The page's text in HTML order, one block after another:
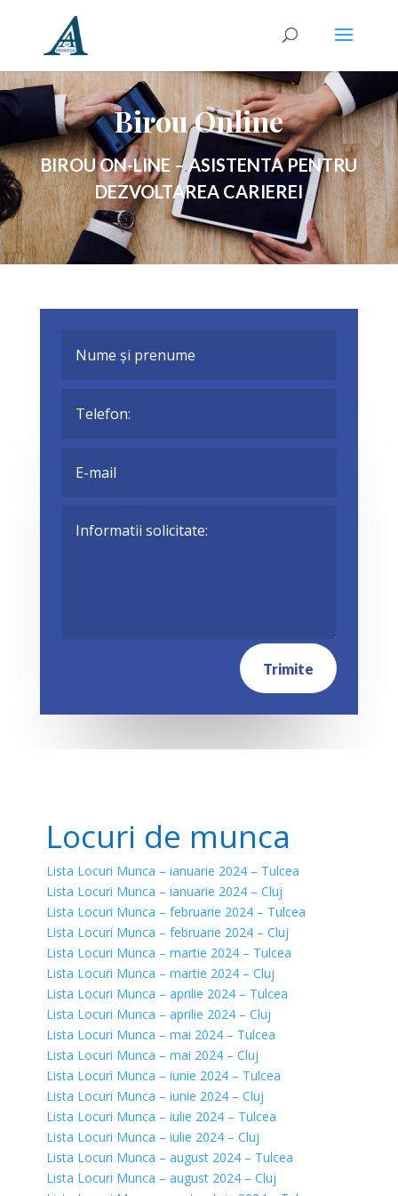
Birou Online
BIROU ON-LINE – ASISTENTA PENTRU
DEZVOLTAREA CARIEREI
Trimite
Locuri de munca
Lista Locuri Munca – ianuarie 2024 – Tulcea
Lista Locuri Munca – ianuarie 2024 – Cluj
Lista Locuri Munca – februarie 2024 – Tulcea
Lista Locuri Munca – februarie 2024 – Cluj
Lista Locuri Munca – martie 2024 – Tulcea
Lista Locuri Munca – martie 2024 – Cluj
Lista Locuri Munca – aprilie 2024 – Tulcea
Lista Locuri Munca – aprilie 2024 – Cluj
Lista Locuri Munca – mai 2024 – Tulcea
Lista Locuri Munca – mai 2024 – Cluj
Lista Locuri Munca – iunie 2024 – Tulcea
Lista Locuri Munca – iunie 2024 – Cluj
Lista Locuri Munca – iulie 2024 – Tulcea
Lista Locuri Munca – iulie 2024 – Cluj
Lista Locuri Munca – august 2024 – Tulcea
Lista Locuri Munca – august 2024 – Cluj